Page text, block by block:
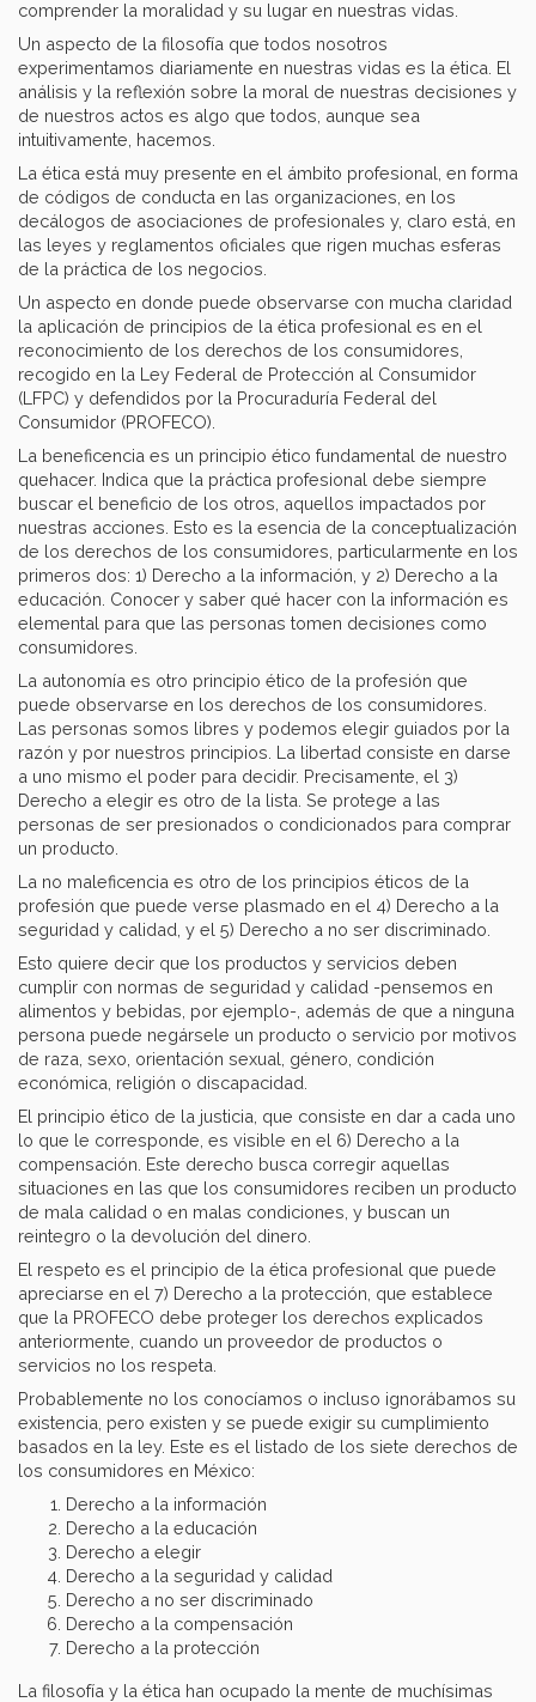
comprender la moralidad y su lugar en nuestras vidas.
Un aspecto de la filosofía que todos nosotros
experimentamos diariamente en nuestras vidas es la ética. El
análisis y la reflexión sobre la moral de nuestras decisiones y
de nuestros actos es algo que todos, aunque sea
intuitivamente, hacemos.
La ética está muy presente en el ámbito profesional, en forma
de códigos de conducta en las organizaciones, en los
decálogos de asociaciones de profesionales y, claro está, en
las leyes y reglamentos oficiales que rigen muchas esferas
de la práctica de los negocios.
Un aspecto en donde puede observarse con mucha claridad
la aplicación de principios de la ética profesional es en el
reconocimiento de los derechos de los consumidores,
recogido en la Ley Federal de Protección al Consumidor
(LFPC) y defendidos por la Procuraduría Federal del
Consumidor (PROFECO).
La beneficencia es un principio ético fundamental de nuestro
quehacer. Indica que la práctica profesional debe siempre
buscar el beneficio de los otros, aquellos impactados por
nuestras acciones. Esto es la esencia de la conceptualización
de los derechos de los consumidores, particularmente en los
primeros dos: 1) Derecho a la información, y 2) Derecho a la
educación. Conocer y saber qué hacer con la información es
elemental para que las personas tomen decisiones como
consumidores.
La autonomía es otro principio ético de la profesión que
puede observarse en los derechos de los consumidores.
Las personas somos libres y podemos elegir guiados por la
razón y por nuestros principios. La libertad consiste en darse
a uno mismo el poder para decidir. Precisamente, el 3)
Derecho a elegir es otro de la lista. Se protege a las
personas de ser presionados o condicionados para comprar
un producto.
La no maleficencia es otro de los principios éticos de la
profesión que puede verse plasmado en el 4) Derecho a la
seguridad y calidad, y el 5) Derecho a no ser discriminado.
Esto quiere decir que los productos y servicios deben
cumplir con normas de seguridad y calidad -pensemos en
alimentos y bebidas, por ejemplo-, además de que a ninguna
persona puede negársele un producto o servicio por motivos
de raza, sexo, orientación sexual, género, condición
económica, religión o discapacidad.
El principio ético de la justicia, que consiste en dar a cada uno
lo que le corresponde, es visible en el 6) Derecho a la
compensación. Este derecho busca corregir aquellas
situaciones en las que los consumidores reciben un producto
de mala calidad o en malas condiciones, y buscan un
reintegro o la devolución del dinero.
El respeto es el principio de la ética profesional que puede
apreciarse en el 7) Derecho a la protección, que establece
que la PROFECO debe proteger los derechos explicados
anteriormente, cuando un proveedor de productos o
servicios no los respeta.
Probablemente no los conocíamos o incluso ignorábamos su
existencia, pero existen y se puede exigir su cumplimiento
basados en la ley. Este es el listado de los siete derechos de
los consumidores en México:
Derecho a la información
Derecho a la educación
Derecho a elegir
Derecho a la seguridad y calidad
Derecho a no ser discriminado
Derecho a la compensación
Derecho a la protección
La filosofía y la ética han ocupado la mente de muchísimas